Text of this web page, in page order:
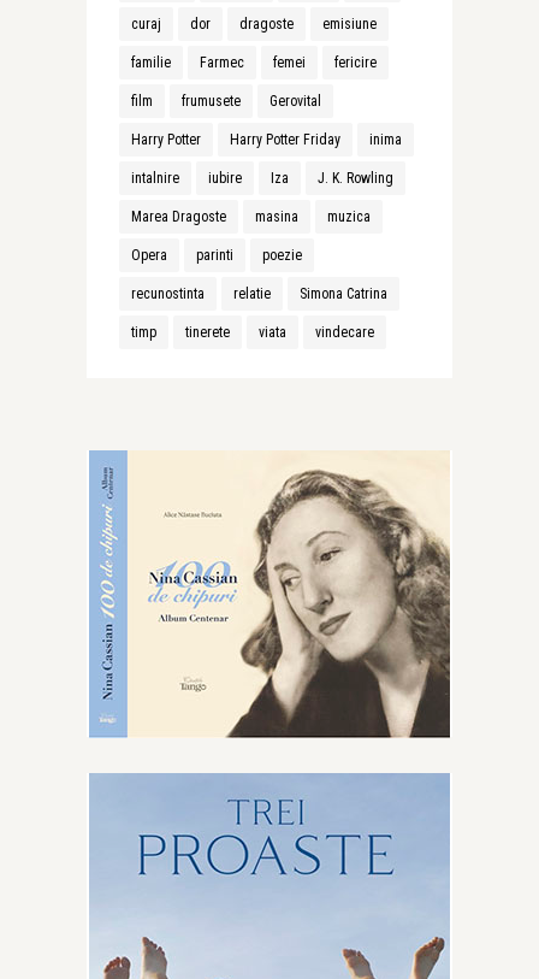
curaj dor dragoste emisiune
familie Farmec femei fericire
film frumusete Gerovital
Harry Potter Harry Potter Friday inima
intalnire iubire Iza J. K. Rowling
Marea Dragoste masina muzica
Opera parinti poezie
recunostinta relatie Simona Catrina
timp tinerete viata vindecare